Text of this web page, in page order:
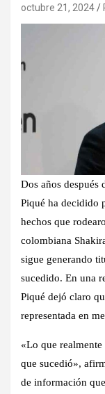
octubre 21, 2024
Dos años después
Piqué ha decidido
hechos que
colombiana
sigue generando
sucedido. En una
Piqué dejó claro
representada en
«Lo que realmente
que sucedió»,
de información